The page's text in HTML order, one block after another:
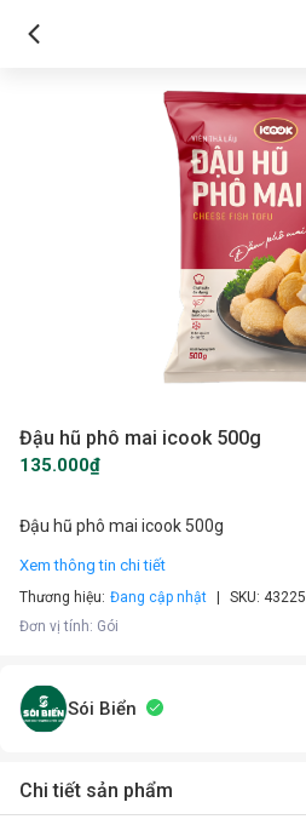
Đậu hũ phô mai icook 500g
135.000₫
Đậu hũ phô mai icook 500g
Xem thông tin chi tiết
Thương hiệu: Đang cập nhật SKU: 43225
Đơn vị tính: Gói
Sói Biển
Chi tiết sản phẩm